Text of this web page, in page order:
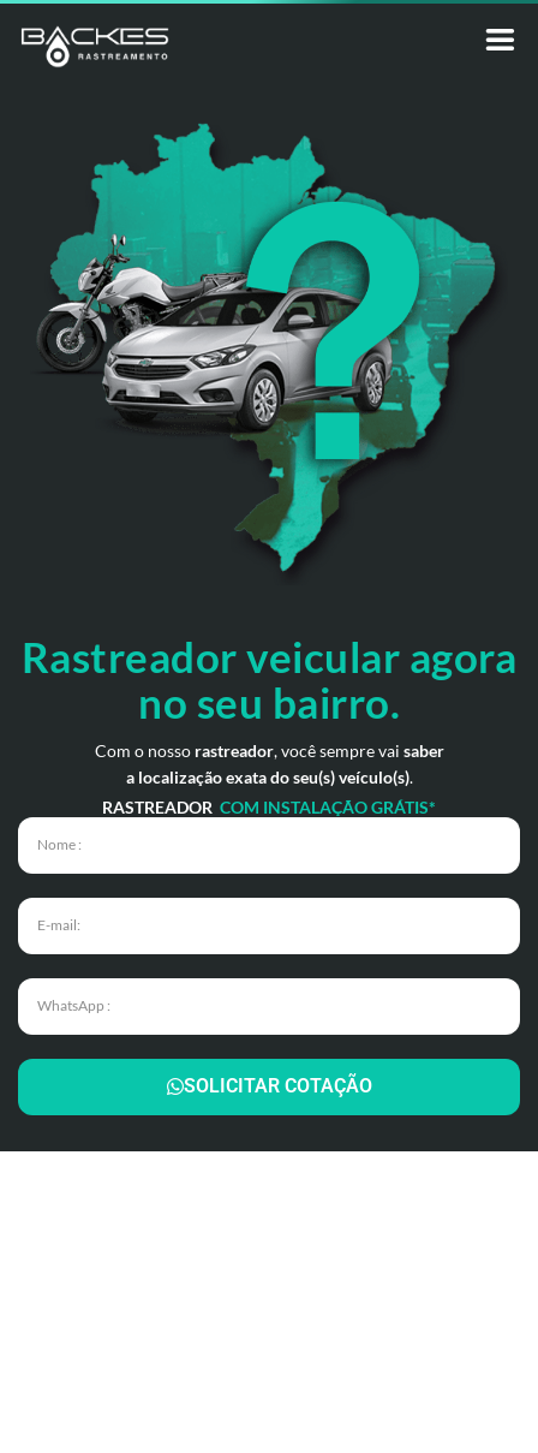
Rastreador veicular agora
no seu bairro.
Com o nosso rastreador, você sempre vai saber
a localização exata do seu(s) veículo(s).
RASTREADOR COM INSTALAÇÃO GRÁTIS*
SOLICITAR COTAÇÃO